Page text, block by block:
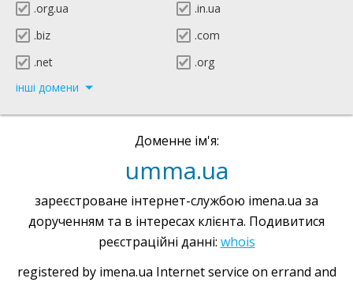
.org.ua
.in.ua
.biz
.com
.net
.org
інші домени
Доменне ім'я:
umma.ua
зареєстроване інтернет-службою imena.ua за
дорученням та в інтересах клієнта. Подивитися
реєстраційні данні: whois
registered by imena.ua Internet service on errand and